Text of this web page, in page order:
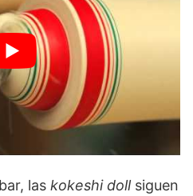
las kokeshi dollsiguen